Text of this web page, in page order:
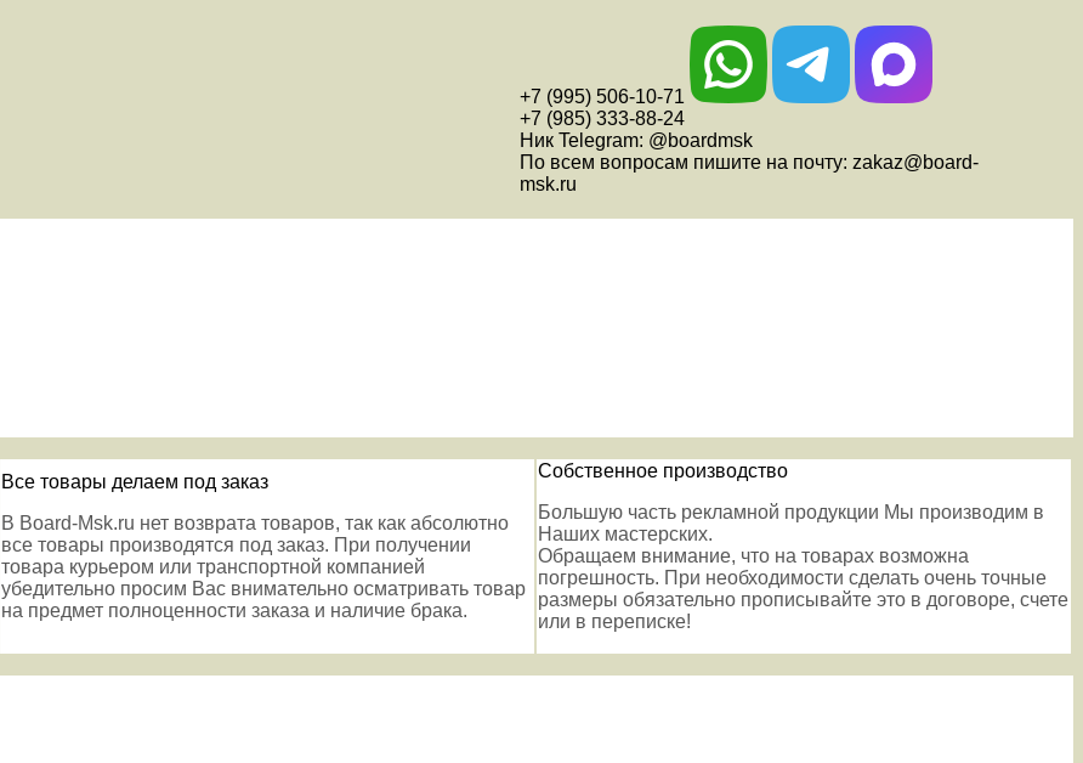
+7 (995) 506-10-71
+7 (985) 333-88-24
Ник Telegram: @boardmsk
По всем вопросам пишите на почту: zakaz@board-
msk.ru
Все товары делаем под заказ
В Board-Msk.ru нет возврата товаров, так как абсолютно
все товары производятся под заказ. При получении
товара курьером или транспортной компанией
убедительно просим Вас внимательно осматривать товар
на предмет полноценности заказа и наличие брака.
Собственное производство
Большую часть рекламной продукции Мы производим в
Наших мастерских.
Обращаем внимание, что на товарах возможна
погрешность. При необходимости сделать очень точные
размеры обязательно прописывайте это в договоре, счете
или в переписке!